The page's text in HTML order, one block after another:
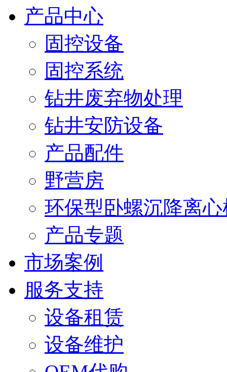
产品中心
固控设备
固控系统
钻井废弃物处理
钻井安防设备
产品配件
野营房
环保型卧螺沉降离心
产品专题
市场案例
服务支持
设备租赁
设备维护